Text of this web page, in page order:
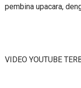
pembina upacara,
VIDEO YOUTUBE